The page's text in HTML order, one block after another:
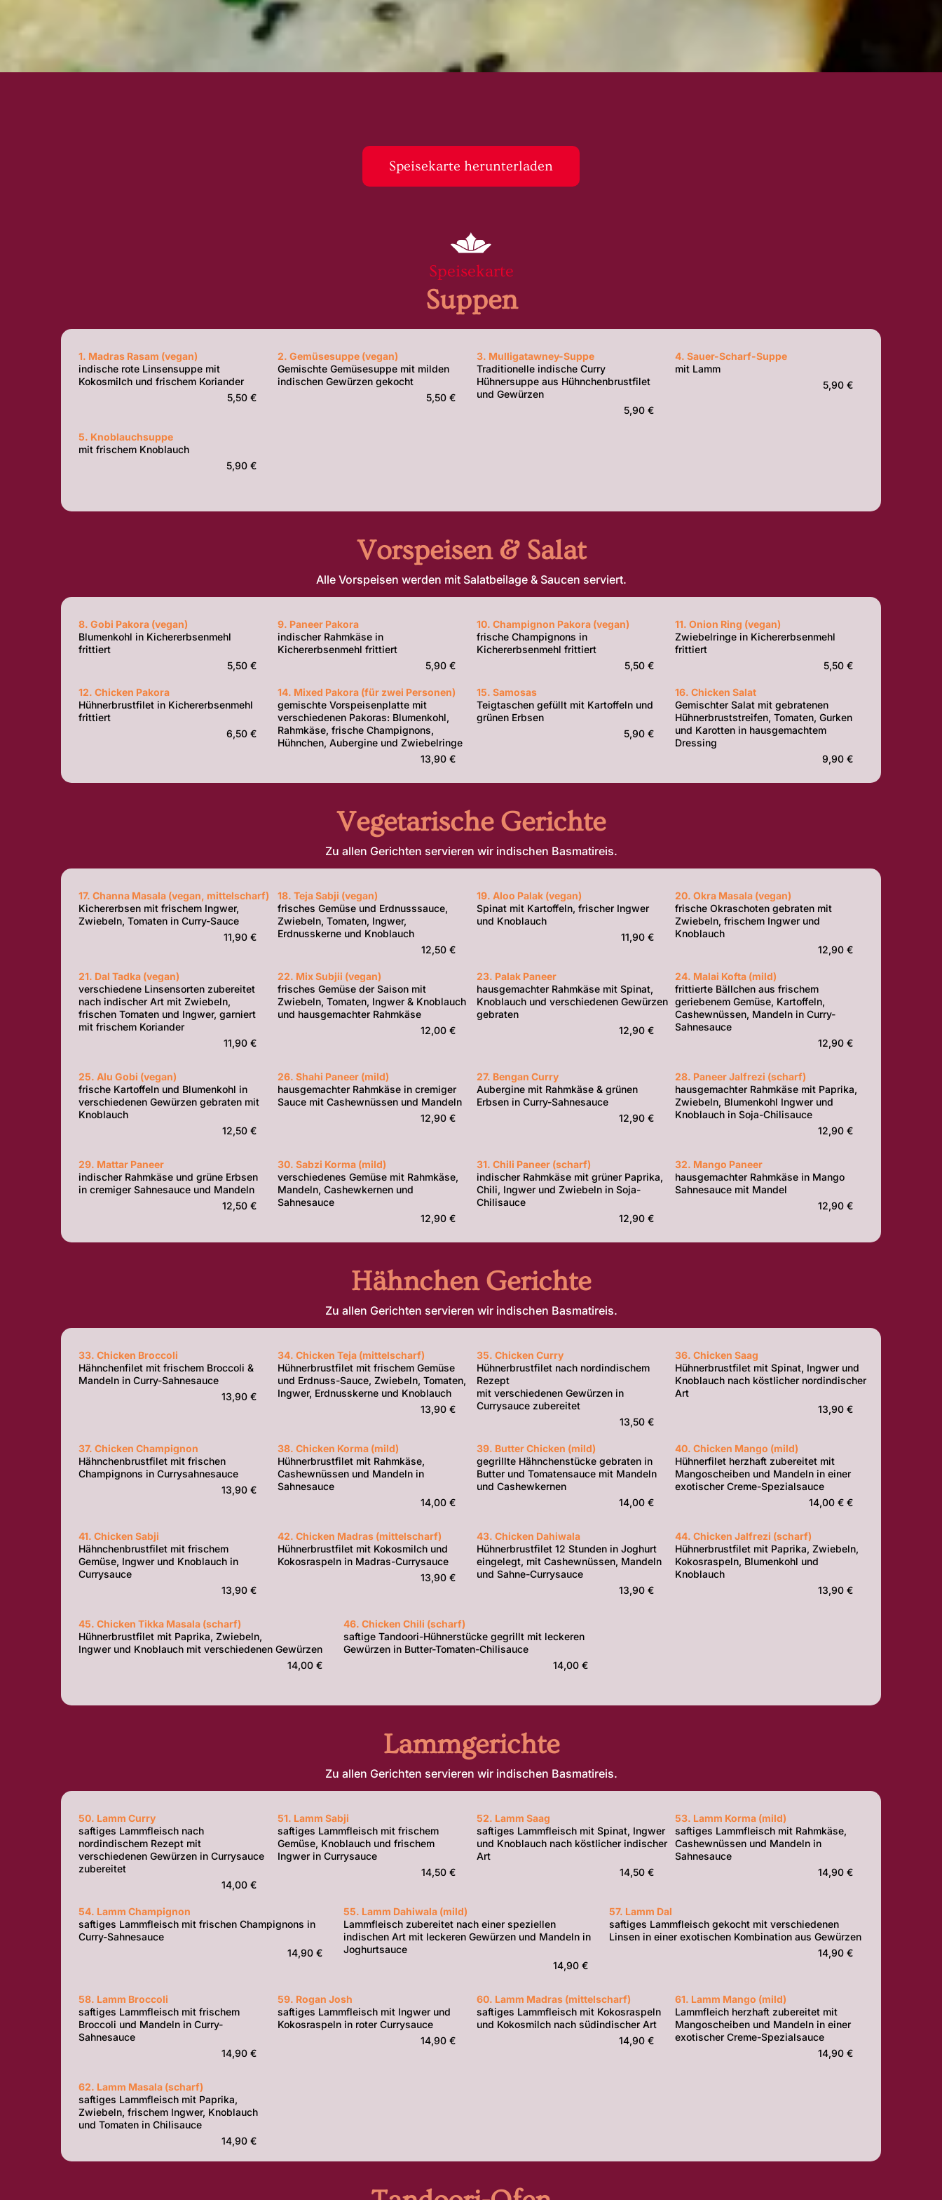
Speisekarte herunterladen
Speisekarte
Suppen
1. Madras Rasam (vegan)
indische rote Linsensuppe mit
Kokosmilch und frischem Koriander
5,50 €
2. Gemüsesuppe (vegan)
Gemischte Gemüsesuppe mit milden
indischen Gewürzen gekocht
5,50 €
3. Mulligatawney-Suppe
Traditionelle indische Curry
Hühnersuppe aus Hühnchenbrustfilet
und Gewürzen
5,90 €
4. Sauer-Scharf-Suppe
mit Lamm
5,90 €
5. Knoblauchsuppe
mit frischem Knoblauch
5,90 €
Vorspeisen & Salat
Alle Vorspeisen werden mit Salatbeilage & Saucen serviert.
8. Gobi Pakora (vegan)
Blumenkohl in Kichererbsenmehl
frittiert
5,50 €
9. Paneer Pakora
indischer Rahmkäse in
Kichererbsenmehl frittiert
5,90 €
10. Champignon Pakora (vegan)
frische Champignons in
Kichererbsenmehl frittiert
5,50 €
11. Onion Ring (vegan)
Zwiebelringe in Kichererbsenmehl
frittiert
5,50 €
12. Chicken Pakora
Hühnerbrustfilet in Kichererbsenmehl
frittiert
6,50 €
14. Mixed Pakora (für zwei Personen)
gemischte Vorspeisenplatte mit
verschiedenen Pakoras: Blumenkohl,
Rahmkäse, frische Champignons,
Hühnchen, Aubergine und Zwiebelringe
13,90 €
15. Samosas
Teigtaschen gefüllt mit Kartoffeln und
grünen Erbsen
5,90 €
16. Chicken Salat
Gemischter Salat mit gebratenen
Hühnerbruststreifen, Tomaten, Gurken
und Karotten in hausgemachtem
Dressing
9,90 €
Vegetarische Gerichte
Zu allen Gerichten servieren wir indischen Basmatireis.
17. Channa Masala (vegan, mittelscharf)
Kichererbsen mit frischem Ingwer,
Zwiebeln, Tomaten in Curry-Sauce
11,90 €
18. Teja Sabji (vegan)
frisches Gemüse und Erdnusssauce,
Zwiebeln, Tomaten, Ingwer,
Erdnusskerne und Knoblauch
12,50 €
19. Aloo Palak (vegan)
Spinat mit Kartoffeln, frischer Ingwer
und Knoblauch
11,90 €
20. Okra Masala (vegan)
frische Okraschoten gebraten mit
Zwiebeln, frischem Ingwer und
Knoblauch
12,90 €
21. Dal Tadka (vegan)
verschiedene Linsensorten zubereitet
nach indischer Art mit Zwiebeln,
frischen Tomaten und Ingwer, garniert
mit frischem Koriander
11,90 €
22. Mix Subjii (vegan)
frisches Gemüse der Saison mit
Zwiebeln, Tomaten, Ingwer & Knoblauch
und hausgemachter Rahmkäse
12,00 €
23. Palak Paneer
hausgemachter Rahmkäse mit Spinat,
Knoblauch und verschiedenen Gewürzen
gebraten
12,90 €
24. Malai Kofta (mild)
frittierte Bällchen aus frischem
geriebenem Gemüse, Kartoffeln,
Cashewnüssen, Mandeln in Curry-
Sahnesauce
12,90 €
25. Alu Gobi (vegan)
frische Kartoffeln und Blumenkohl in
verschiedenen Gewürzen gebraten mit
Knoblauch
12,50 €
26. Shahi Paneer (mild)
hausgemachter Rahmkäse in cremiger
Sauce mit Cashewnüssen und Mandeln
12,90 €
27. Bengan Curry
Aubergine mit Rahmkäse & grünen
Erbsen in Curry-Sahnesauce
12,90 €
28. Paneer Jalfrezi (scharf)
hausgemachter Rahmkäse mit Paprika,
Zwiebeln, Blumenkohl Ingwer und
Knoblauch in Soja-Chilisauce
12,90 €
29. Mattar Paneer
indischer Rahmkäse und grüne Erbsen
in cremiger Sahnesauce und Mandeln
12,50 €
30. Sabzi Korma (mild)
verschiedenes Gemüse mit Rahmkäse,
Mandeln, Cashewkernen und
Sahnesauce
12,90 €
31. Chili Paneer (scharf)
indischer Rahmkäse mit grüner Paprika,
Chili, Ingwer und Zwiebeln in Soja-
Chilisauce
12,90 €
32. Mango Paneer
hausgemachter Rahmkäse in Mango
Sahnesauce mit Mandel
12,90 €
Hähnchen Gerichte
Zu allen Gerichten servieren wir indischen Basmatireis.
33. Chicken Broccoli
Hähnchenfilet mit frischem Broccoli &
Mandeln in Curry-Sahnesauce
13,90 €
34. Chicken Teja (mittelscharf)
Hühnerbrustfilet mit frischem Gemüse
und Erdnuss-Sauce, Zwiebeln, Tomaten,
Ingwer, Erdnusskerne und Knoblauch
13,90 €
35. Chicken Curry
Hühnerbrustfilet nach nordindischem
Rezept
mit verschiedenen Gewürzen in
Currysauce zubereitet
13,50 €
36. Chicken Saag
Hühnerbrustfilet mit Spinat, Ingwer und
Knoblauch nach köstlicher nordindischer
Art
13,90 €
37. Chicken Champignon
Hähnchenbrustfilet mit frischen
Champignons in Currysahnesauce
13,90 €
38. Chicken Korma (mild)
Hühnerbrustfilet mit Rahmkäse,
Cashewnüssen und Mandeln in
Sahnesauce
14,00 €
39. Butter Chicken (mild)
gegrillte Hähnchenstücke gebraten in
Butter und Tomatensauce mit Mandeln
und Cashewkernen
14,00 €
40. Chicken Mango (mild)
Hühnerfilet herzhaft zubereitet mit
Mangoscheiben und Mandeln in einer
exotischer Creme-Spezialsauce
14,00 € €
41. Chicken Sabji
Hähnchenbrustfilet mit frischem
Gemüse, Ingwer und Knoblauch in
Currysauce
13,90 €
42. Chicken Madras (mittelscharf)
Hühnerbrustfilet mit Kokosmilch und
Kokosraspeln in Madras-Currysauce
13,90 €
43. Chicken Dahiwala
Hühnerbrustfilet 12 Stunden in Joghurt
eingelegt, mit Cashewnüssen, Mandeln
und Sahne-Currysauce
13,90 €
44. Chicken Jalfrezi (scharf)
Hühnerbrustfilet mit Paprika, Zwiebeln,
Kokosraspeln, Blumenkohl und
Knoblauch
13,90 €
45. Chicken Tikka Masala (scharf)
Hühnerbrustfilet mit Paprika, Zwiebeln,
Ingwer und Knoblauch mit verschiedenen Gewürzen
14,00 €
46. Chicken Chili (scharf)
saftige Tandoori-Hühnerstücke gegrillt mit leckeren
Gewürzen in Butter-Tomaten-Chilisauce
14,00 €
Lammgerichte
Zu allen Gerichten servieren wir indischen Basmatireis.
50. Lamm Curry
saftiges Lammfleisch nach
nordindischem Rezept mit
verschiedenen Gewürzen in Currysauce
zubereitet
14,00 €
51. Lamm Sabji
saftiges Lammfleisch mit frischem
Gemüse, Knoblauch und frischem
Ingwer in Currysauce
14,50 €
52. Lamm Saag
saftiges Lammfleisch mit Spinat, Ingwer
und Knoblauch nach köstlicher indischer
Art
14,50 €
53. Lamm Korma (mild)
saftiges Lammfleisch mit Rahmkäse,
Cashewnüssen und Mandeln in
Sahnesauce
14,90 €
54. Lamm Champignon
saftiges Lammfleisch mit frischen Champignons in
Curry-Sahnesauce
14,90 €
55. Lamm Dahiwala (mild)
Lammfleisch zubereitet nach einer speziellen
indischen Art mit leckeren Gewürzen und Mandeln in
Joghurtsauce
14,90 €
57. Lamm Dal
saftiges Lammfleisch gekocht mit verschiedenen
Linsen in einer exotischen Kombination aus Gewürzen
14,90 €
58. Lamm Broccoli
saftiges Lammfleisch mit frischem
Broccoli und Mandeln in Curry-
Sahnesauce
14,90 €
59. Rogan Josh
saftiges Lammfleisch mit Ingwer und
Kokosraspeln in roter Currysauce
14,90 €
60. Lamm Madras (mittelscharf)
saftiges Lammfleisch mit Kokosraspeln
und Kokosmilch nach südindischer Art
14,90 €
61. Lamm Mango (mild)
Lammfleich herzhaft zubereitet mit
Mangoscheiben und Mandeln in einer
exotischer Creme-Spezialsauce
14,90 €
62. Lamm Masala (scharf)
saftiges Lammfleisch mit Paprika,
Zwiebeln, frischem Ingwer, Knoblauch
und Tomaten in Chilisauce
14,90 €